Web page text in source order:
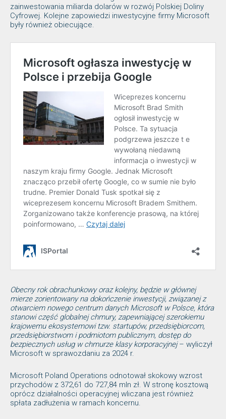
zainwestowania miliarda dolarów w rozwój Polskiej Doliny
Cyfrowej. Kolejne zapowiedzi inwestycyjne firmy Microsoft
były również obiecujące.
Obecny rok obrachunkowy oraz kolejny, będzie w głównej
mierze zorientowany na dokończenie inwestycji, związanej z
otwarciem nowego centrum danych Microsoft w Polsce, która
stanowi część globalnej chmury, zapewniającej szerokiemu
krajowemu ekosystemowi tzw. startupów, przedsiębiorcom,
przedsiębiorstwom i podmiotom publicznym, dostęp do
bezpiecznych usług w chmurze klasy korporacyjnej– wyliczył
Microsoft w sprawozdaniu za 2024 r.
Microsoft Poland Operations odnotował skokowy wzrost
przychodów z 372,61 do 727,84 mln zł. W stronę kosztową
oprócz działalności operacyjnej wliczana jest również
spłata zadłużenia w ramach koncernu.